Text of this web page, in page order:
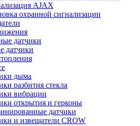
AJAX
охранной сигнализации
датчики
датчики
дыма
разбития стекла
вибрации
открытия и герконы
датчики
и извещатели CROW